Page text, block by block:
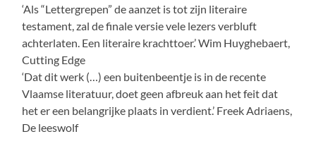
‘Als “Lettergrepen” de aanzet is tot zijn literaire
testament, zal de finale versie vele lezers verbluft
achterlaten. Een literaire krachttoer.’ Wim Huyghebaert,
Cutting Edge
‘Dat dit werk (…) een buitenbeentje is in de recente
Vlaamse literatuur, doet geen afbreuk aan het feit dat
het er een belangrijke plaats in verdient.’ Freek Adriaens,
De leeswolf